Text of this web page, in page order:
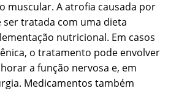
muscular. A atrofia causada por
tratada com uma dieta
nutricional. Em casos
o tratamento pode envolver
a função nervosa e, em
Medicamentos também